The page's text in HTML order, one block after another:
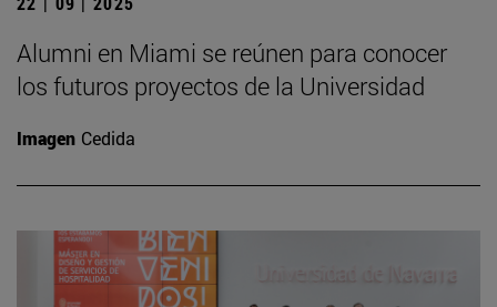
Alumni en Miami se reúnen para conocer
los futuros proyectos de la Universidad
Imagen Cedida